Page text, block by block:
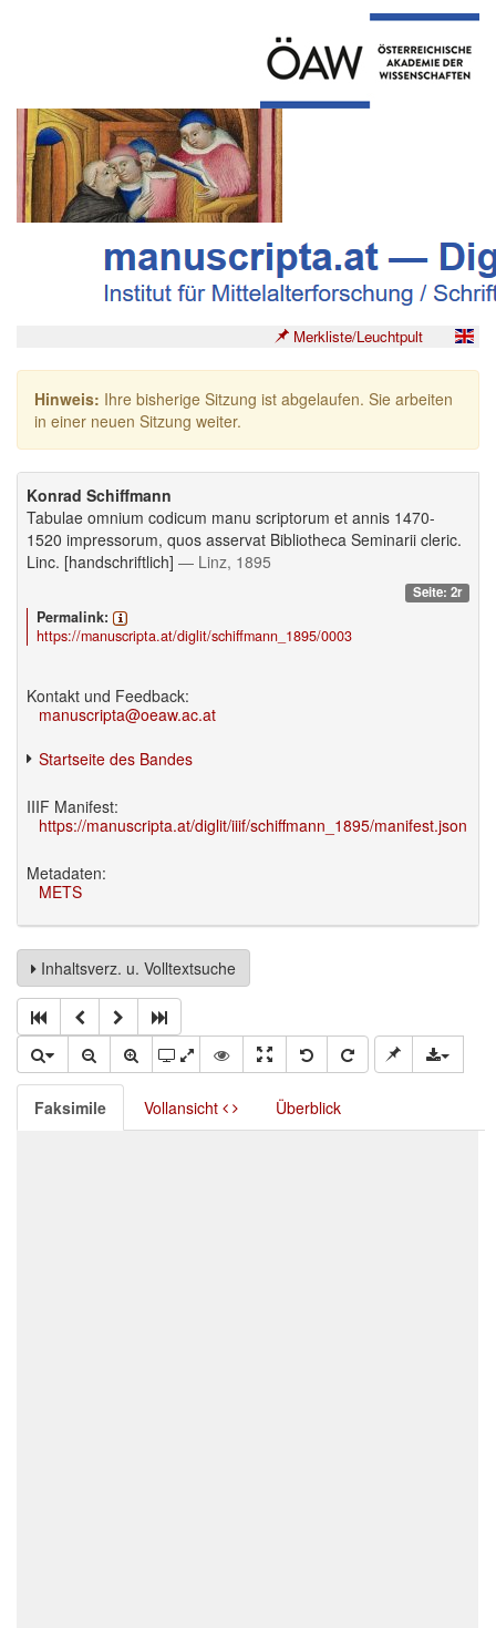
Merkliste/Leuchtpult
Hinweis: Ihre bisherige Sitzung ist abgelaufen. Sie arbeiten
in einer neuen Sitzung weiter.
Konrad Schiffmann
Tabulae omnium codicum manu scriptorum et annis 1470-
1520 impressorum, quos asservat Bibliotheca Seminarii cleric.
Linc. [handschriftlich] — Linz, 1895
Seite: 2r
Permalink:
https://manuscripta.at/diglit/schiffmann_1895/0003
Kontakt und Feedback:
manuscripta@oeaw.ac.at
Startseite des Bandes
IIIF Manifest:
https://manuscripta.at/diglit/iiif/schiffmann_1895/manifest.json
Metadaten:
METS
Inhaltsverz. u. Volltextsuche
Faksimile Vollansicht Überblick